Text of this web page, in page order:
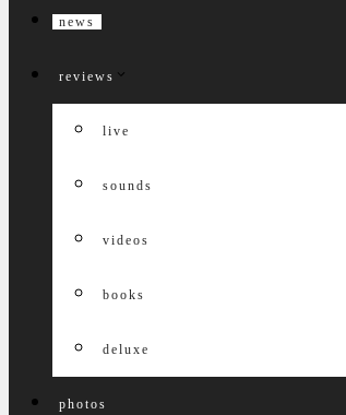
news
reviews
live
sounds
videos
books
deluxe
photos